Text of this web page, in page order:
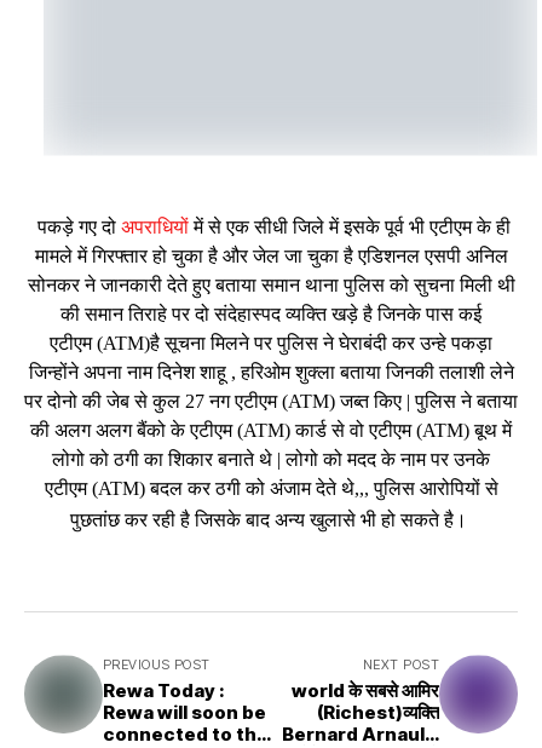
पकड़े गए दो अपराधियोंमें से एक सीधी जिले में इसके पूर्व भी एटीएम के ही
मामले में गिरफ्तार हो चुका है और जेल जा चुका है एडिशनल एसपी अनिल
सोनकर ने जानकारी देते हुए बताया समान थाना पुलिस को सुचना मिली थी
की समान तिराहे पर दो संदेहास्पद व्यक्ति खड़े है जिनके पास कई
एटीएम (ATM)है सूचना मिलने पर पुलिस ने घेराबंदी कर उन्हे पकड़ा
जिन्होंने अपना नाम दिनेश शाहू , हरिओम शुक्ला बताया जिनकी तलाशी लेने
पर दोनो की जेब से कुल 27 नग एटीएम (ATM) जब्त किए | पुलिस ने बताया
की अलग अलग बैंको के एटीएम (ATM) कार्ड से वो एटीएम (ATM) बूथ में
लोगो को ठगी का शिकार बनाते थे | लोगो को मदद के नाम पर उनके
एटीएम (ATM) बदल कर ठगी को अंजाम देते थे,,, पुलिस आरोपियों से
पुछतांछ कर रही है जिसके बाद अन्य खुलासे भी हो सकते है।
PREVIOUS POST
Rewa Today :
Rewa will soon be
connected to the
NEXT POST
world के सबसे आमिर
(Richest)व्यक्ति
Bernard Arnault,